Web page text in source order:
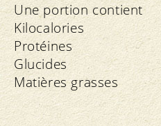
Une portion contient
Kilocalories
Protéines
Glucides
Matières grasses